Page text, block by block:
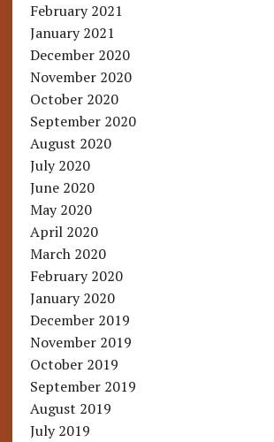
February 2021
January 2021
December 2020
November 2020
October 2020
September 2020
August 2020
July 2020
June 2020
May 2020
April 2020
March 2020
February 2020
January 2020
December 2019
November 2019
October 2019
September 2019
August 2019
July 2019